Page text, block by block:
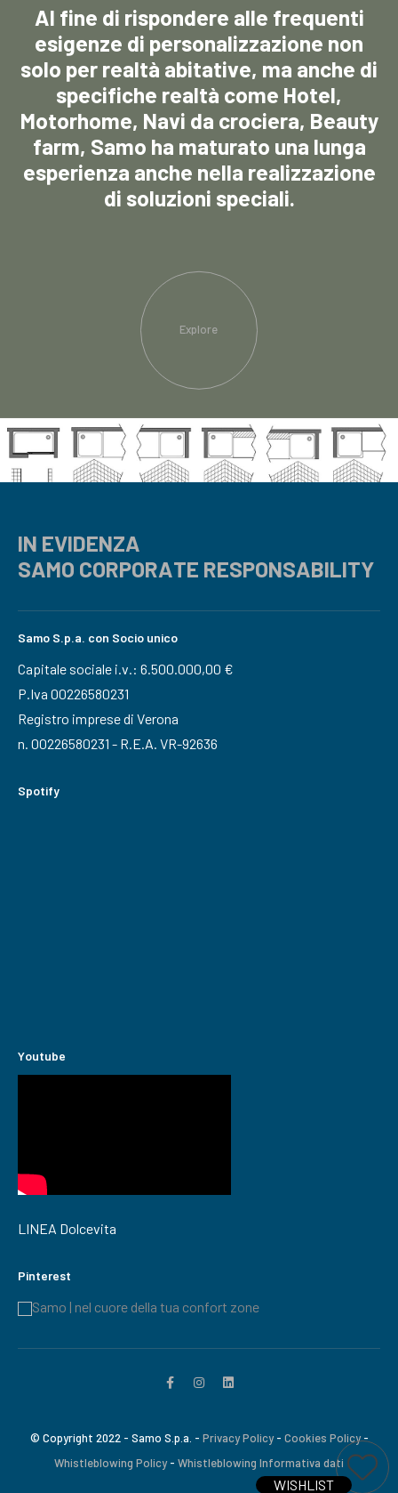
WISHLIST
Al fine di rispondere alle frequenti
esigenze di personalizzazione non
solo per realtà abitative, ma anche di
specifiche realtà come Hotel,
Motorhome, Navi da crociera, Beauty
farm, Samo ha maturato una lunga
esperienza anche nella realizzazione
di soluzioni speciali.
Explore
IN EVIDENZA
SAMO CORPORATE RESPONSABILITY
Samo S.p.a. con Socio unico
Capitale sociale i.v.: 6.500.000,00 €
P.Iva 00226580231
Registro imprese di Verona
n. 00226580231 - R.E.A. VR-92636
Spotify
Youtube
LINEA Dolcevita
Pinterest
Samo | nel cuore della tua confort zone
© Copyright 2022 - Samo S.p.a. - Privacy Policy- Cookies Policy-
Whistleblowing Policy- Whistleblowing Informativa dati
Ti interessa questo prodotto? Aggiungi a